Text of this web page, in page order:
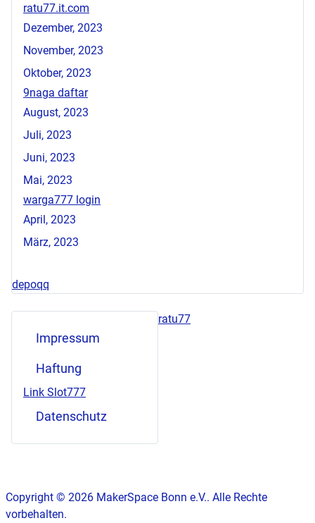
ratu77.it.com
Dezember, 2023
November, 2023
Oktober, 2023
9naga daftar
August, 2023
Juli, 2023
Juni, 2023
Mai, 2023
warga777 login
April, 2023
März, 2023
depoqq
Impressum
Haftung
Link Slot777
Datenschutz
ratu77
Copyright © 2026 MakerSpace Bonn e.V.. Alle Rechte
vorbehalten.